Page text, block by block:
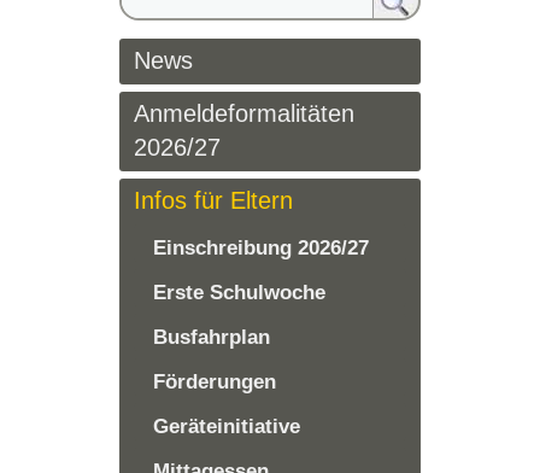
News
Anmeldeformalitäten
2026/27
Infos für Eltern
Einschreibung 2026/27
Erste Schulwoche
Busfahrplan
Förderungen
Geräteinitiative